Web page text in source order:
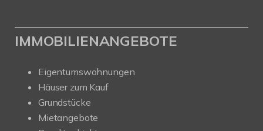
IMMOBILIENANGEBOTE
Eigentumswohnungen
Häuser zum Kauf
Grundstücke
Mietangebote